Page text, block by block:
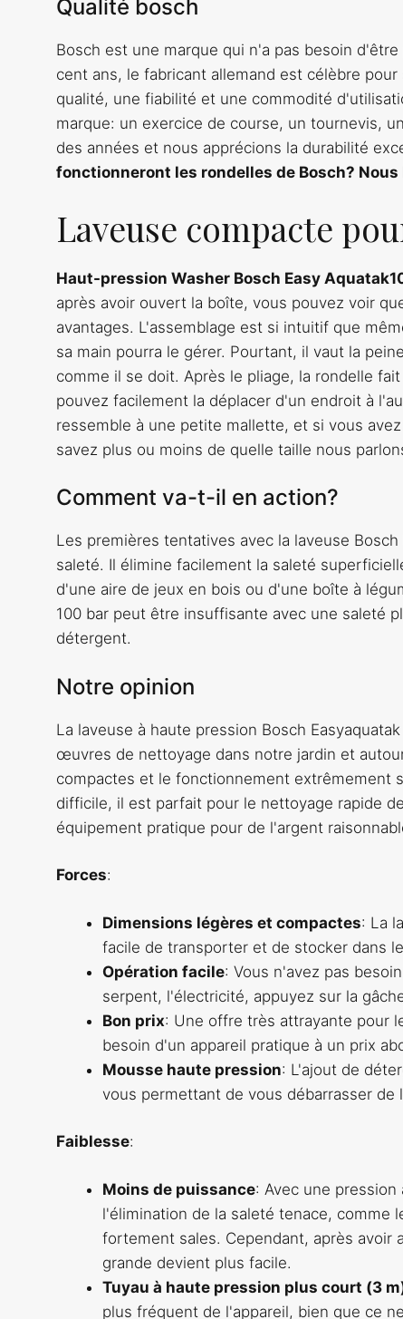
Qualité bosch
Bosch est une marque qui n'a pas besoin
cent ans, le fabricant allemand est célèbre
qualité, une fiabilité et une commodité
marque: un exercice de course, un tournevis,
des années et nous apprécions la durabilité
fonctionneront les rondelles de Bosch?
Laveuse compacte
Haut-pression Washer Bosch Easy
après avoir ouvert la boîte, vous pouvez voir
avantages. L'assemblage est si intuitif que
sa main pourra le gérer. Pourtant, il vaut la
comme il se doit. Après le pliage, la rondelle
pouvez facilement la déplacer d'un endroit à
ressemble à une petite mallette, et si vous
savez plus ou moins de quelle taille nous
Comment va-t-il en action?
Les premières tentatives avec la laveuse
saleté. Il élimine facilement la saleté
d'une aire de jeux en bois ou d'une boîte à
100 bar peut être insuffisante avec une saleté
détergent.
Notre opinion
La laveuse à haute pression Bosch
œuvres de nettoyage dans notre jardin et
compactes et le fonctionnement extrêmement
difficile, il est parfait pour le nettoyage rapide
équipement pratique pour de l'argent
Forces:
Dimensions légères et compactes: La
facile de transporter et de stocker dans
Opération facile: Vous n'avez pas
serpent, l'électricité, appuyez sur la
Bon prix: Une offre très attrayante pour
besoin d'un appareil pratique à un prix
Mousse haute pression: L'ajout de
vous permettant de vous débarrasser de
Faiblesse:
Moins de puissance: Avec une
l'élimination de la saleté tenace, comme
fortement sales. Cependant, après avoir
grande devient plus facile.
Tuyau à haute pression plus court (3
plus fréquent de l'appareil, bien que ce